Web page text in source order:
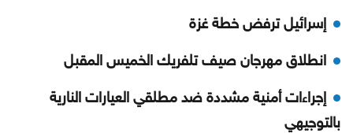
إسرائيل ترفض خطة غزة
انطلاق مهرجان صيف تلفريك الخميس المقبل
إجراءات أمنية مشددة ضد مطلقي العيارات النارية
بالتوجيهي